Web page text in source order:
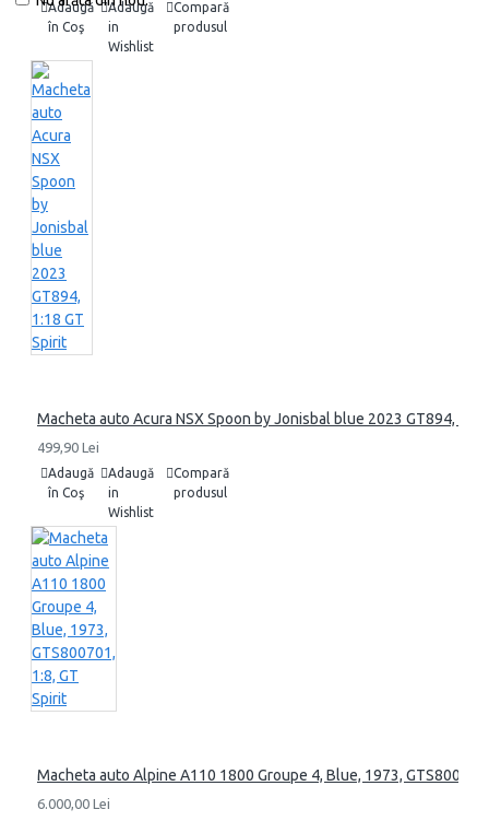
Adaugă
în Coş
Adaugă
in
Wishlist
Compară
produsul
Macheta auto Acura NSX Spoon by Jonisbal blue 2023 GT894,
499,90 Lei
Adaugă
în Coş
Adaugă
in
Wishlist
Compară
produsul
Macheta auto Alpine A110 1800 Groupe 4, Blue, 1973,
6.000,00 Lei